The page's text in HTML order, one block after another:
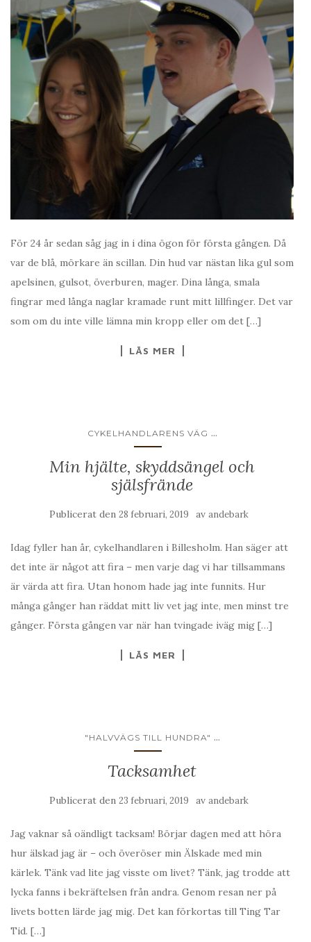
För 24 år sedan såg jag in i dina ögon för första gången. Då
var de blå, mörkare än scillan. Din hud var nästan lika gul som
apelsinen, gulsot, överburen, mager. Dina långa, smala
fingrar med långa naglar kramade runt mitt lillfinger. Det var
som om du inte ville lämna min kropp eller om det […]
LÄS MER
CYKELHANDLARENS VÄG ...
Min hjälte, skyddsängel och
själsfrände
Publicerat den 28 februari, 2019 av andebark
Idag fyller han år, cykelhandlaren i Billesholm. Han säger att
det inte är något att fira – men varje dag vi har tillsammans
är värda att fira. Utan honom hade jag inte funnits. Hur
många gånger han räddat mitt liv vet jag inte, men minst tre
gånger. Första gången var när han tvingade iväg mig […]
LÄS MER
"HALVVÄGS TILL HUNDRA" ...
Tacksamhet
Publicerat den 23 februari, 2019 av andebark
Jag vaknar så oändligt tacksam! Börjar dagen med att höra
hur älskad jag är – och överöser min Älskade med min
kärlek. Tänk vad lite jag visste om livet? Tänk, jag trodde att
lycka fanns i bekräftelsen från andra. Genom resan ner på
livets botten lärde jag mig. Det kan förkortas till Ting Tar
Tid. […]